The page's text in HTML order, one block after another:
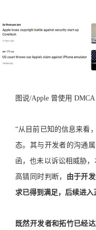
图说/Apple 曾使用
“从目前已知的信息来看
态。其与开发者的沟通
函，也未以诉讼相威胁
高锖同时判断， 由于开
求已得到满足，后续进入
既然开发者和拓竹已经